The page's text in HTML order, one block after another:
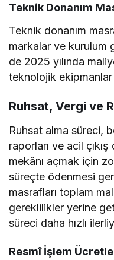
Teknik Donanım
Teknik donanım
markalar ve kurulum
de 2025 yılında
teknolojik ekipmanlar
Ruhsat, Vergi ve
Ruhsat alma süreci,
raporları ve acil
mekânı açmak için
süreçte ödenmesi
masrafları toplam
gereklilikler yerine
süreci daha hızlı
Resmî İşlem